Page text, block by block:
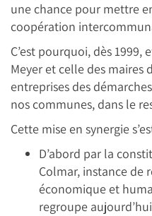
une chance pour mettre
coopération
C’est pourquoi, dès 1999,
Meyer et celle des maires
entreprises des
nos communes, dans le
Cette mise en synergie
D’abord par la
Colmar, instance de
économique et
regroupe